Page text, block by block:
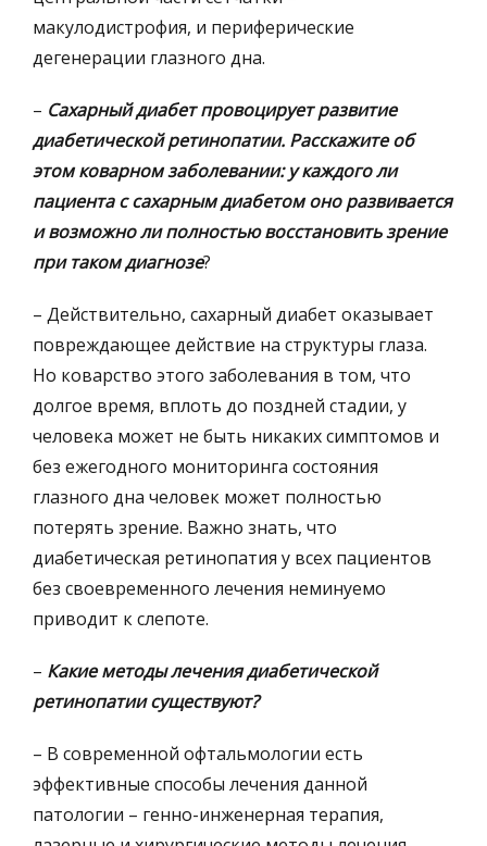
макулодистрофия, и периферические
дегенерации глазного дна.
– Сахарный диабет провоцирует развитие
диабетической ретинопатии. Расскажите об
этом коварном заболевании: у каждого ли
пациента с сахарным диабетом оно развивается
и возможно ли полностью восстановить зрение
при таком диагнозе?
– Действительно, сахарный диабет оказывает
повреждающее действие на структуры глаза.
Но коварство этого заболевания в том, что
долгое время, вплоть до поздней стадии, у
человека может не быть никаких симптомов и
без ежегодного мониторинга состояния
глазного дна человек может полностью
потерять зрение. Важно знать, что
диабетическая ретинопатия у всех пациентов
без своевременного лечения неминуемо
приводит к слепоте.
– Какие методы лечения диабетической
ретинопатии существуют?
– В современной офтальмологии есть
эффективные способы лечения данной
патологии – генно-инженерная терапия,